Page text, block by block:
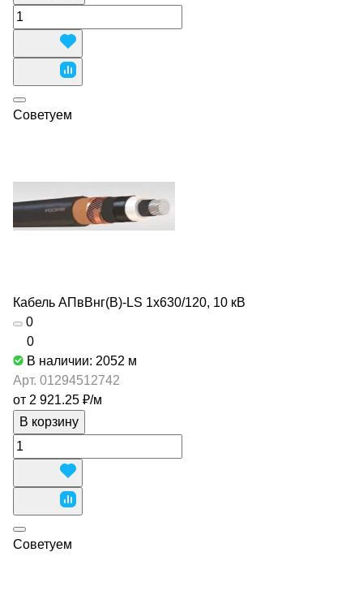
Советуем
Кабель АПвВнг(В)-LS 1х630/120, 10 кВ
0
0
В наличии: 2052 м
Арт. 01294512742
от 2 921.25 ₽/м
В корзину
Советуем